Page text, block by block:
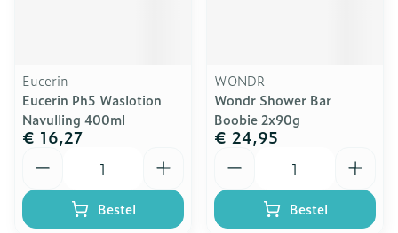
Eucerin
Eucerin Ph5 Waslotion
Navulling 400ml
€ 16,27
Bestel
WONDR
Wondr Shower Bar
Boobie 2x90g
€ 24,95
Bestel